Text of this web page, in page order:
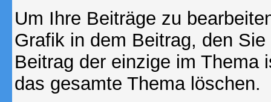
Um Ihre Beiträge zu
Grafik in dem Beitrag, den
Beitrag der einzige im Thema
das gesamte Thema löschen.